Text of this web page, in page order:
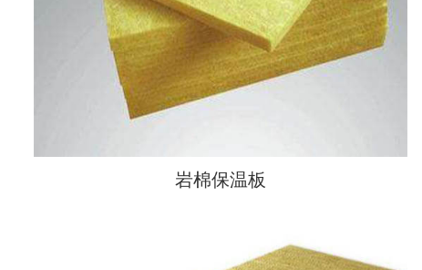
岩棉保温板